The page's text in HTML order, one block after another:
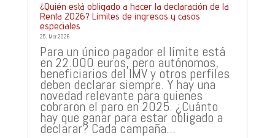
¿Quién está obligado a hacer la declaración de la
Renta 2026? Límites de ingresos y casos
especiales
25, Mar 2026
Para un único pagador el límite está
en 22.000 euros, pero autónomos,
beneficiarios del IMV y otros perfiles
deben declarar siempre. Y hay una
novedad relevante para quienes
cobraron el paro en 2025. ¿Cuánto
hay que ganar para estar obligado a
declarar? Cada campaña...